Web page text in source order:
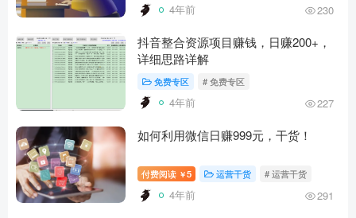
4年前 230
抖音整合资源项目赚钱，日赚200+，
详细思路详解
免费专区 # 免费专区
4年前 227
如何利用微信日赚999元，干货！
付费阅读 ￥5 运营干货 # 运营干货
4年前 291